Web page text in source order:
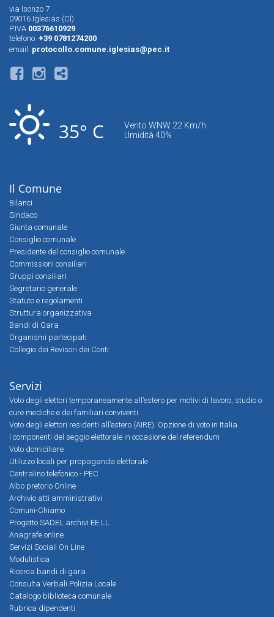
via Isonzo 7
09016 Iglesias (CI)
P.IVA 00376610929
telefono: +39 0781274200
email: protocollo.comune.iglesias@pec.it
35° C
Vento WNW 22 Km/h
Umidità 40%
Il Comune
Bilanci
Sindaco
Giunta comunale
Consiglio comunale
Presidente del consiglio comunale
Commissioni consiliari
Gruppi consiliari
Segretario generale
Statuto e regolamenti
Struttura organizzativa
Bandi di Gara
Organismi partecipati
Collegio dei Revisori dei Conti
Servizi
Voto degli elettori temporaneamente all’estero per motivi di lavoro, studio o
cure mediche e dei familiari conviventi
Voto degli elettori residenti all’estero (AIRE). Opzione di voto in Italia
I componenti del seggio elettorale in occasione del referendum
Voto domiciliare
Utilizzo locali per propaganda elettorale
Centralino telefonico - PEC
Albo pretorio Online
Archivio atti amministrativi
Comuni-Chiamo
Progetto SADEL archivi EE.LL.
Anagrafe online
Servizi Sociali On Line
Modulistica
Ricerca bandi di gara
Consulta Verbali Polizia Locale
Catalogo biblioteca comunale
Rubrica dipendenti